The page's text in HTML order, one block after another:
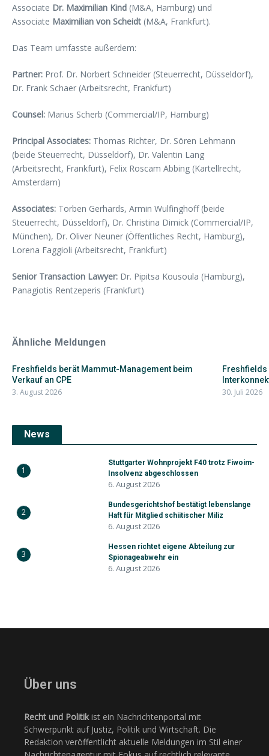
Associate Dr. Maximilian Kind (M&A, Hamburg) und
Associate Maximilian von Scheidt (M&A, Frankfurt).
Das Team umfasste außerdem:
Partner: Prof. Dr. Norbert Schneider (Steuerrecht, Düsseldorf),
Dr. Frank Schaer (Arbeitsrecht, Frankfurt)
Counsel: Marius Scherb (Commercial/IP, Hamburg)
Principal Associates: Thomas Richter, Dr. Sören Lehmann
(beide Steuerrecht, Düsseldorf), Dr. Valentin Lang
(Arbeitsrecht, Frankfurt), Felix Roscam Abbing (Kartellrecht,
Amsterdam)
Associates: Torben Gerhards, Armin Wulfinghoff (beide
Steuerrecht, Düsseldorf), Dr. Christina Dimick (Commercial/IP,
München), Dr. Oliver Neuner (Öffentliches Recht, Hamburg),
Lorena Faggioli (Arbeitsrecht, Frankfurt)
Senior Transaction Lawyer: Dr. Pipitsa Kousoula (Hamburg),
Panagiotis Rentzeperis (Frankfurt)
Ähnliche Meldungen
Freshfields berät Mammut-Management beim
Verkauf an CPE
3. August 2026
Freshfields
30. Juli 2026
News
1
Stuttgarter Wohnprojekt F40 trotz Fiwoim-
Insolvenz abgeschlossen
6. August 2026
2
Bundesgerichtshof bestätigt lebenslange
Haft für Mitglied schiitischer Miliz
6. August 2026
3
Hessen richtet eigene Abteilung zur
Spionageabwehr ein
6. August 2026
Über uns
Recht und Politikist ein Nachrichtenportal mit
Schwerpunkt auf Justiz, Politik und Wirtschaft. Die
Redaktion veröffentlicht aktuelle Meldungen im Stil einer